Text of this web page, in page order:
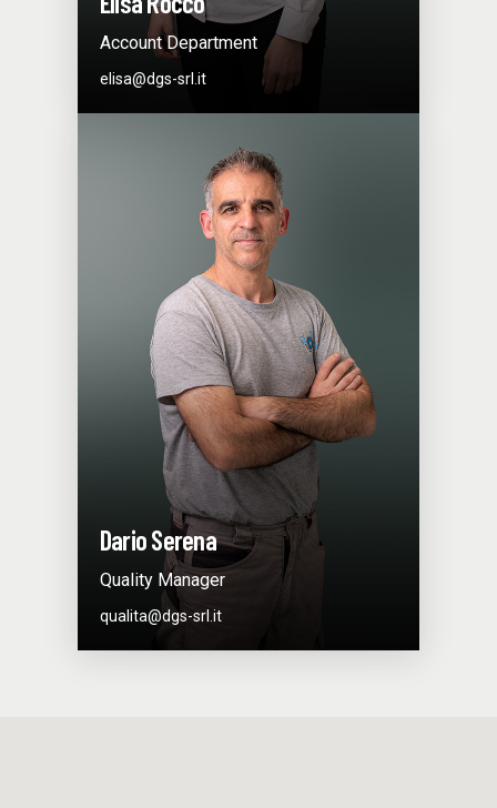
Account Department
elisa@dgs-srl.it
Dario Serena
Quality Manager
qualita@dgs-srl.it